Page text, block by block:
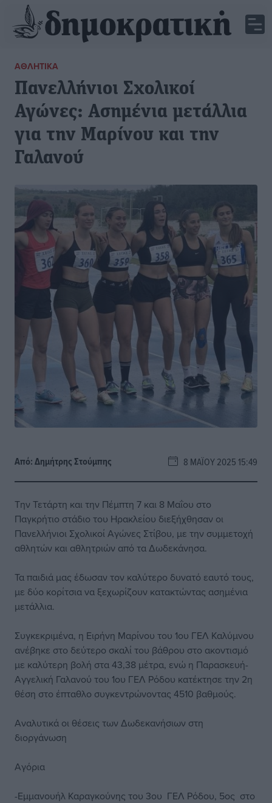
ΑΘΛΗΤΙΚΆ
Πανελλήνιοι Σχολικοί
Αγώνες: Ασημένια μετάλλια
για την Μαρίνου και την
Γαλανού
Από:Δημήτρης Στούμπης 8 ΜΑΪ́ΟΥ 2025 15:49
Την Τετάρτη και την Πέμπτη 7 και 8 Μαΐου στο
Παγκρήτιο στάδιο του Ηρακλείου διεξήχθησαν οι
Πανελλήνιοι Σχολικοί Αγώνες Στίβου, με την συμμετοχή
αθλητών και αθλητριών από τα Δωδεκάνησα.
Τα παιδιά μας έδωσαν τον καλύτερο δυνατό εαυτό τους,
με δύο κορίτσια να ξεχωρίζουν κατακτώντας ασημένια
μετάλλια.
Συγκεκριμένα, η Ειρήνη Μαρίνου του 1ου ΓΕΛ Καλύμνου
ανέβηκε στο δεύτερο σκαλί του βάθρου στο ακοντισμό
με καλύτερη βολή στα 43,38 μέτρα, ενώ η Παρασκευή-
Αγγελική Γαλανού του 1ου ΓΕΛ Ρόδου κατέκτησε την 2η
θέση στο έπταθλο συγκεντρώνοντας 4510 βαθμούς.
Αναλυτικά οι θέσεις των Δωδεκανήσιων στη
διοργάνωση
Αγόρια
-Εμμανουήλ Καραγκούνης του 3ου ΓΕΛ Ρόδου, 5ος στο